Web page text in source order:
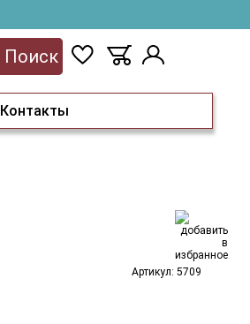
Контакты
Поиск
Артикул: 5709